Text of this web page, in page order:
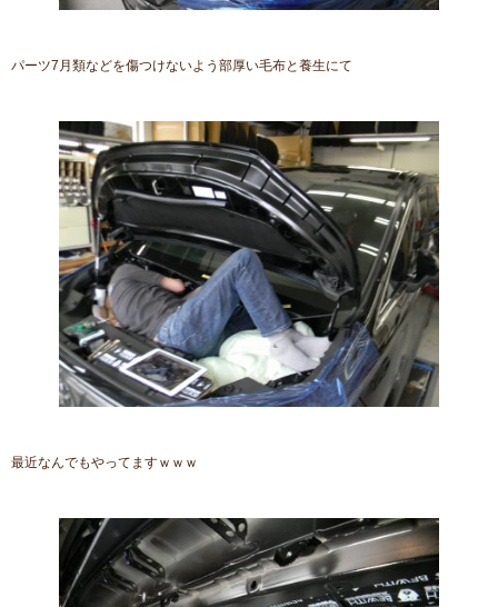
パーツ7月類などを傷つけないよう部厚い毛布と養生にて
最近なんでもやってますｗｗｗ